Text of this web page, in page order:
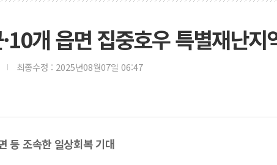
[속보]
[속보] 민
[속보]
이번주
美, 이란
강릉·동
폐기물
서울 중
개 읍면 집중호우 특별재난지
최종수정 : 2025년08월07일 06:47
등 조속한 일상회복 기대